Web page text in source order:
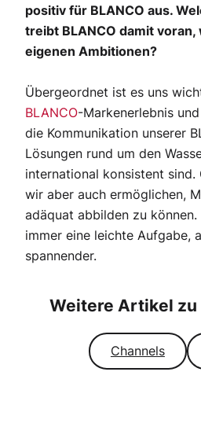
positiv für BLANCO aus.
treibt BLANCO damit voran,
eigenen Ambitionen?
Übergeordnet ist es uns
BLANCO-Markenerlebnis
die Kommunikation unserer
Lösungen rund um den
international konsistent
wir aber auch ermöglichen,
adäquat abbilden zu
immer eine leichte Aufgabe,
spannender.
Weitere Artikel zu
Channels